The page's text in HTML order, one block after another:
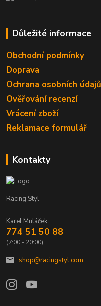
Důležité informace
Obchodní podmínky
Doprava
Ochrana osobních údajů
Ověřování recenzí
Vrácení zboží
Reklamace formulář
Kontakty
Racing Styl
Karel Muláček
774 51 50 88
(7:00 - 20:00)
shop@racingstyl.com